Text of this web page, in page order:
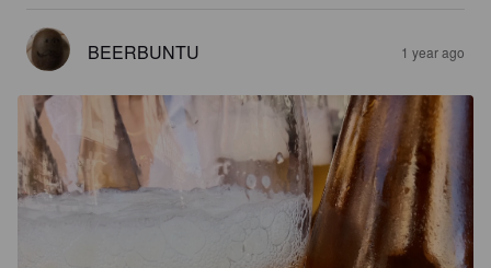
BEERBUNTU 1 year ago